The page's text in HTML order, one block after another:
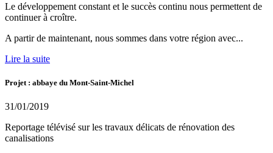
Le développement constant et le succès continu nous permettent de
continuer à croître.
A partir de maintenant, nous sommes dans votre région avec...
Lire la suite
Projet : abbaye du Mont-Saint-Michel
31/01/2019
Reportage télévisé sur les travaux délicats de rénovation des
canalisations